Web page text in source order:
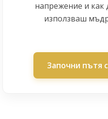
напрежение и как
използваш
Започни пътя